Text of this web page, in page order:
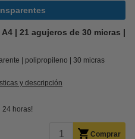
| 21 agujeros de 30 micras |
polipropileno 30 micras
y descripción
24 horas!
Comprar